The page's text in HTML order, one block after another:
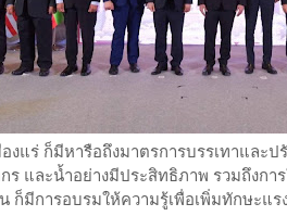
งแร่ ก็มีหารือถึงมาตรการบรรเทาและป
ร และน้ำอย่างมีประสิทธิภาพ รวมถึงก
ก็มีการอบรมให้ความรู้เพื่อเพิ่มทักษะแ